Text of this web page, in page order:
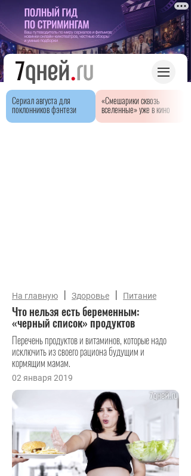
Сериал августа для
поклонников фэнтези
«Смешарики сквозь
вселенные» уже в кино
На главную | Здоровье | Питание
Что нельзя есть беременным:
«черный список» продуктов
Перечень продуктов и витаминов, которые надо
исключить из своего рациона будущим и
кормящим мамам.
02 января 2019